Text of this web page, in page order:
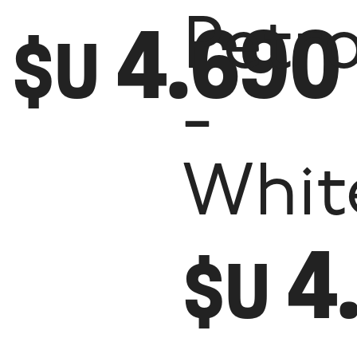
$U 4.690
-
$U